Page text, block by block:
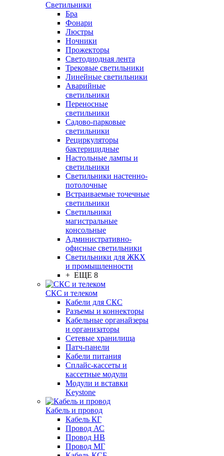
Светильники
Бра
Фонари
Люстры
Ночники
Прожекторы
Светодиодная лента
Трековые светильники
Линейные светильники
Аварийные
светильники
Переносные
светильники
Садово-парковые
светильники
Рециркуляторы
бактерицидные
Настольные лампы и
светильники
Светильники настенно-
потолочные
Встраиваемые точечные
светильники
Светильники
магистральные
консольные
Административно-
офисные светильники
Светильники для ЖКХ
и промышленности
+ ЕЩЕ 8
СКС и телеком
Кабели для СКС
Разъемы и коннекторы
Кабельные органайзеры
и организаторы
Сетевые хранилища
Патч-панели
Кабели питания
Сплайс-кассеты и
кассетные модули
Модули и вставки
Keystone
Кабель и провод
Кабель КГ
Провод АС
Провод НВ
Провод МГ